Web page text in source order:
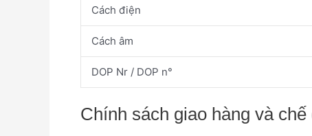
Cách điện
Cách âm
DOP Nr / DOP n°
Chính sách giao hàng và